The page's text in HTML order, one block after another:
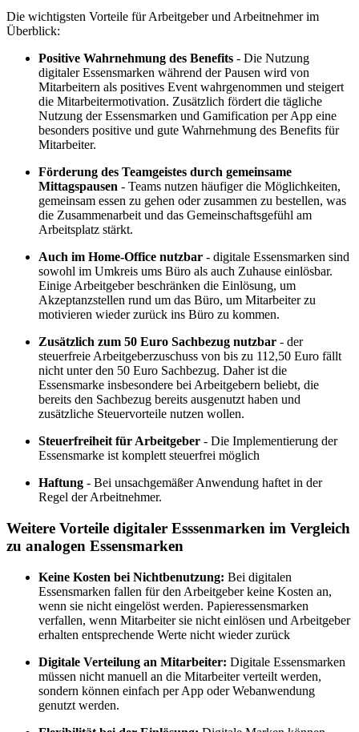
Die wichtigsten Vorteile für Arbeitgeber und Arbeitnehmer im
Überblick:
Positive Wahrnehmung des Benefits - Die Nutzung
digitaler Essensmarken während der Pausen wird von
Mitarbeitern als positives Event wahrgenommen und steigert
die Mitarbeitermotivation. Zusätzlich fördert die tägliche
Nutzung der Essensmarken und Gamification per App eine
besonders positive und gute Wahrnehmung des Benefits für
Mitarbeiter.
Förderung des Teamgeistes durch gemeinsame
Mittagspausen - Teams nutzen häufiger die Möglichkeiten,
gemeinsam essen zu gehen oder zusammen zu bestellen, was
die Zusammenarbeit und das Gemeinschaftsgefühl am
Arbeitsplatz stärkt.
Auch im Home-Office nutzbar - digitale Essensmarken sind
sowohl im Umkreis ums Büro als auch Zuhause einlösbar.
Einige Arbeitgeber beschränken die Einlösung, um
Akzeptanzstellen rund um das Büro, um Mitarbeiter zu
motivieren wieder zurück ins Büro zu kommen.
Zusätzlich zum 50 Euro Sachbezug nutzbar - der
steuerfreie Arbeitgeberzuschuss von bis zu 112,50 Euro fällt
nicht unter den 50 Euro Sachbezug. Daher ist die
Essensmarke insbesondere bei Arbeitgebern beliebt, die
bereits den Sachbezug bereits ausgenutzt haben und
zusätzliche Steuervorteile nutzen wollen.
Steuerfreiheit für Arbeitgeber - Die Implementierung der
Essensmarke ist komplett steuerfrei möglich
Haftung - Bei unsachgemäßer Anwendung haftet in der
Regel der Arbeitnehmer.
Weitere Vorteile digitaler Esssenmarken im Vergleich
zu analogen Essensmarken
Keine Kosten bei Nichtbenutzung: Bei digitalen
Essensmarken fallen für den Arbeitgeber keine Kosten an,
wenn sie nicht eingelöst werden. Papieressensmarken
verfallen, wenn Mitarbeiter sie nicht einlösen und Arbeitgeber
erhalten entsprechende Werte nicht wieder zurück
Digitale Verteilung an Mitarbeiter: Digitale Essensmarken
müssen nicht manuell an die Mitarbeiter verteilt werden,
sondern können einfach per App oder Webanwendung
genutzt werden.